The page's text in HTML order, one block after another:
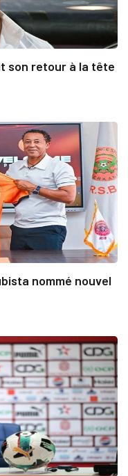
son retour à la tête
nommé nouvel